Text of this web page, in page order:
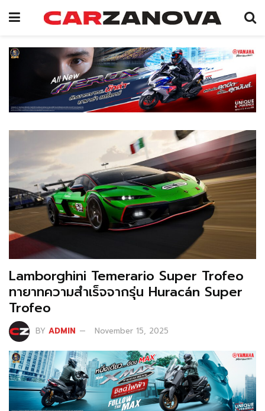
Lamborghini Temerario Super Trofeo
ทายาทความสำเร็จจากรุ่น Huracán Super
Trofeo
BY ADMIN November 15, 2025